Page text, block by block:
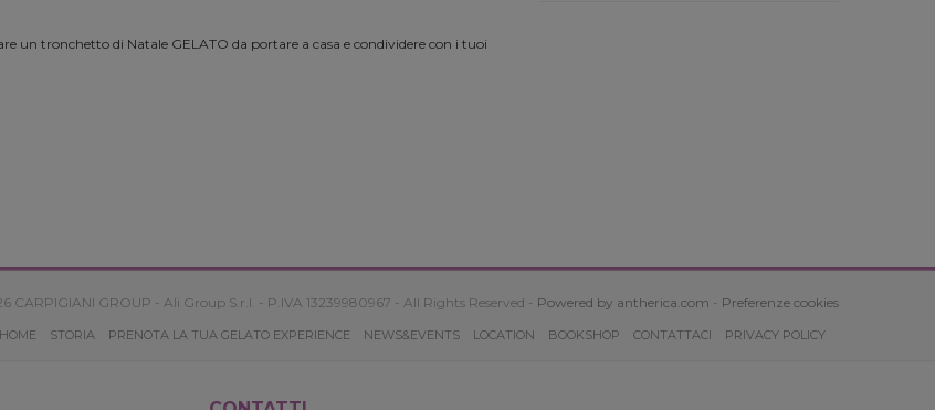
un tronchetto di Natale GELATO da portare a casa e condividere con i tuoi
CARPIGIANI GROUP - Ali Group S.r.l. - P.IVA 13239980967 - All Rights Reserved - Powered by antherica.com - Preferenze cookies
HOME STORIA PRENOTA LA TUA GELATO EXPERIENCE NEWS&EVENTS LOCATION BOOKSHOP CONTATTACI PRIVACY POLICY